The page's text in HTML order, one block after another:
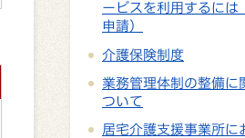
ービスを利用するには
申請）
介護保険制度
業務管理体制の整備に
ついて
居宅介護支援事業所に